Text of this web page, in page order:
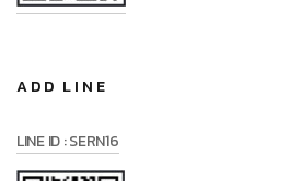
ADD LINE
LINE ID : SERN16